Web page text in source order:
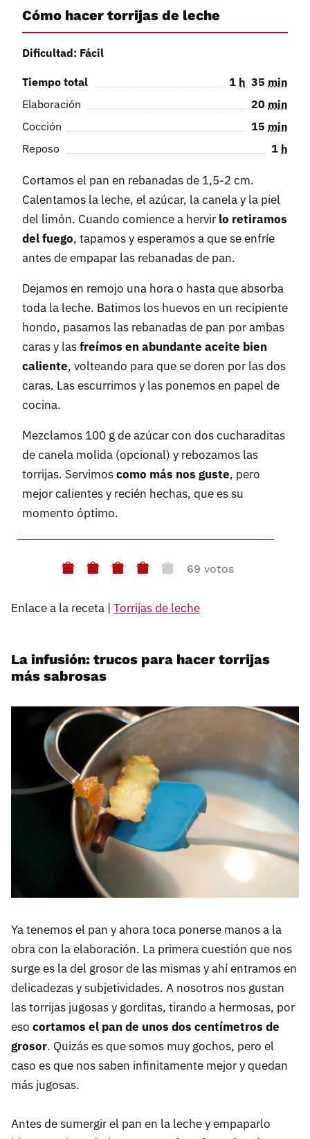
Cómo hacer torrijas de leche
Dificultad: Fácil
Tiempo total 1 h 35 min
Elaboración
20 min
Cocción
15 min
Reposo
1 h
Cortamos el pan en rebanadas de 1,5-2 cm.
Calentamos la leche, el azúcar, la canela y la piel
del limón. Cuando comience a hervir lo retiramos
del fuego, tapamos y esperamos a que se enfríe
antes de empapar las rebanadas de pan.
Dejamos en remojo una hora o hasta que absorba
toda la leche. Batimos los huevos en un recipiente
hondo, pasamos las rebanadas de pan por ambas
caras y lasfreímos en abundante aceite bien
caliente, volteando para que se doren por las dos
caras. Las escurrimos y las ponemos en papel de
cocina.
Mezclamos 100 g de azúcar con dos cucharaditas
de canela molida (opcional) y rebozamos las
torrijas. Servimoscomo más nos guste, pero
mejor calientes y recién hechas, que es su
momento óptimo.
69 votos
Enlace a la receta | Torrijas de leche
La infusión: trucos para hacer torrijas
más sabrosas
Ya tenemos el pan y ahora toca ponerse manos a la
obra con la elaboración. La primera cuestión que nos
surge es la del grosor de las mismas y ahí entramos en
delicadezas y subjetividades. A nosotros nos gustan
las torrijas jugosas y gorditas, tirando a hermosas, por
eso cortamos el pan de unos dos centímetros de
grosor. Quizás es que somos muy gochos, pero el
caso es que nos saben infinitamente mejor y quedan
más jugosas.
Antes de sumergir el pan en la leche y empaparlo